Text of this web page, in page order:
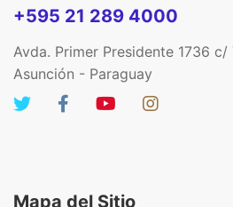
+595 21 289 4000
Avda. Primer Presidente 1736 c/
Asunción - Paraguay
Mapa del Sitio